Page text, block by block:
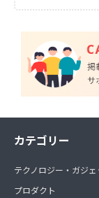
カテゴリー
テクノロジー・ガジェ
プロダクト